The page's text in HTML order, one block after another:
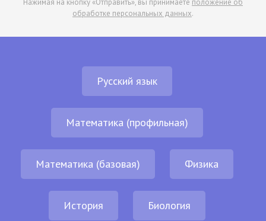
обработке персональных данных.
Русский язык
Математика (профильная)
Математика (базовая) Физика
История Биология